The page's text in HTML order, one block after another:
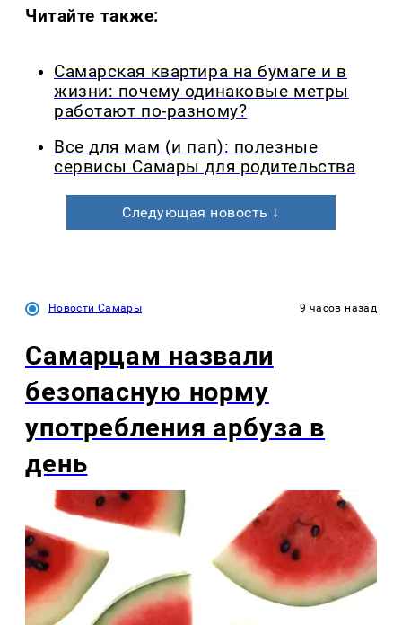
Читайте также:
Самарская квартира на бумаге и в
жизни: почему одинаковые метры
работают по-разному?
Все для мам (и пап): полезные
сервисы Самары для родительства
Следующая новость ↓
Новости Самары 9 часов назад
Самарцам назвали
безопасную норму
употребления арбуза в
день